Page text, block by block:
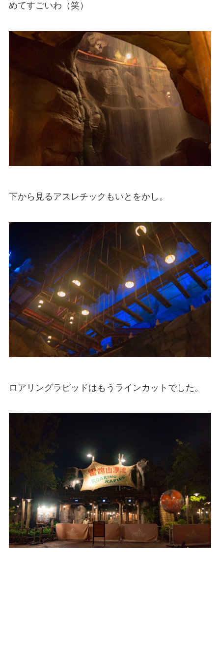
めてすごいわ（笑）
下から見るアスレチックもいとをかし。
ロアリングラピッドはもうラインカットでした。